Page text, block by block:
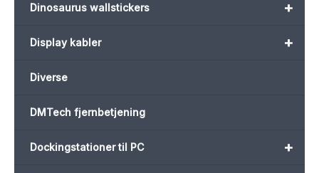
+
Dinosaurus wallstickers
+
Display kabler
Diverse
DMTech fjernbetjening
+
Dockingstationer til PC